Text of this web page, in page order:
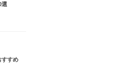
選
すめ